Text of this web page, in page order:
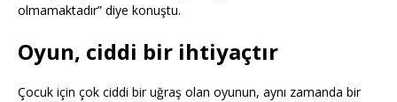
olmamaktadır” diye konuştu.
Oyun, ciddi bir ihtiyaçtır
Çocuk için çok ciddi bir uğraş olan oyunun, aynı zamanda bir